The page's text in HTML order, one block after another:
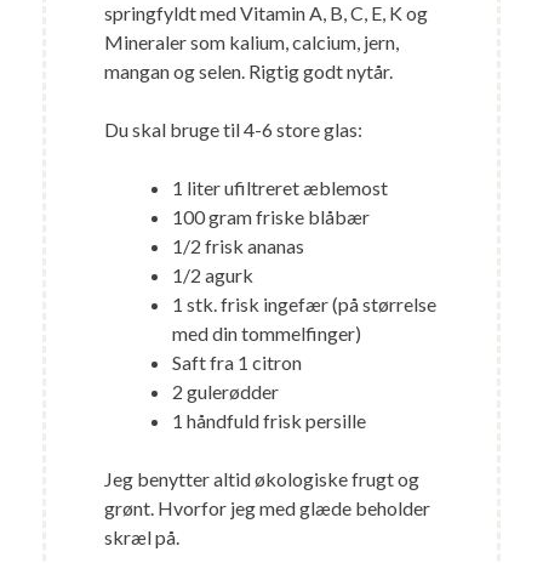
springfyldt med Vitamin A, B, C, E, K og
Mineraler som kalium, calcium, jern,
mangan og selen. Rigtig godt nytår.
Du skal bruge til 4-6 store glas:
1 liter ufiltreret æblemost
100 gram friske blåbær
1/2 frisk ananas
1/2 agurk
1 stk. frisk ingefær (på størrelse
med din tommelfinger)
Saft fra 1 citron
2 gulerødder
1 håndfuld frisk persille
Jeg benytter altid økologiske frugt og
grønt. Hvorfor jeg med glæde beholder
skræl på.